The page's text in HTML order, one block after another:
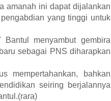
amanah ini dapat dijalankan
yang tinggi untuk
menyambut gembira
sebagai PNS diharapkan
mempertahankan, bahkan
seiring berjalannya